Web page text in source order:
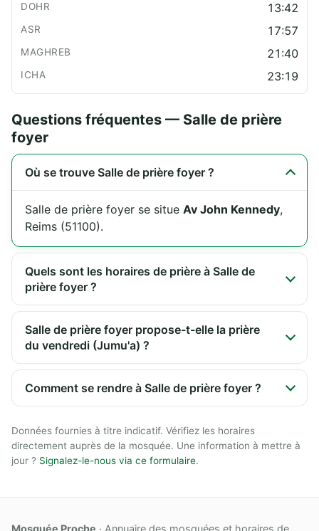
13:42
17:57
21:40
23:19
Questions fréquentes — Salle de prière
foyer
Où se trouve Salle de prière foyer ?
Salle de prière foyer se situe Av John Kennedy,
Reims (51100).
Quels sont les horaires de prière à Salle de
prière foyer ?
Salle de prière foyer propose-t-elle la prière
du vendredi (Jumu'a) ?
Comment se rendre à Salle de prière foyer ?
Données fournies à titre indicatif. Vérifiez les horaires
directement auprès de la mosquée. Une information à mettre à
jour ? Signalez-le-nous via ce formulaire.
Mosquée Proche · Annuaire des mosquées et horaires de